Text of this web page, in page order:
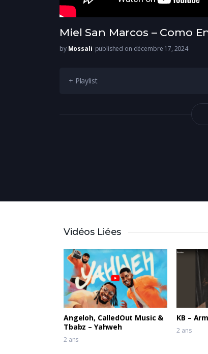
Miel San Marcos – Como
by Mossali published on décembre 17, 2024
+ Playlist
Vidéos Liées
Angeloh, CalledOut Music &
Tbabz – Yahweh
2 ans
KB –
2 ans